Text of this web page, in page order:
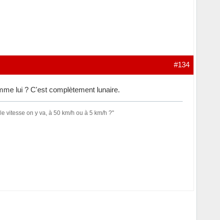
#134
lui ? C'est complètement lunaire.
vitesse on y va, à 50 km/h ou à 5 km/h ?"